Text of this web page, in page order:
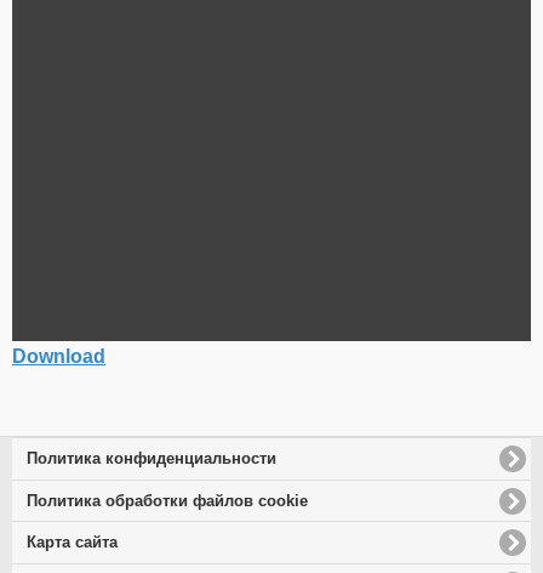
Download
Политика конфиденциальности
Политика обработки файлов cookie
Карта сайта